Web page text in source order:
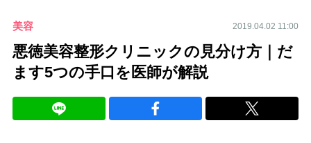
美容 2019.04.02 11:00
悪徳美容整形クリニックの見分け方｜だ
ます5つの手口を医師が解説